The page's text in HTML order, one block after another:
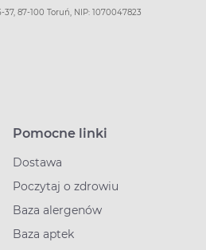
87-100 Toruń, NIP: 1070047823
Pomocne linki
Dostawa
Poczytaj o zdrowiu
Baza alergenów
Baza aptek